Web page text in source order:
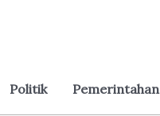
Politik Pemerintahan